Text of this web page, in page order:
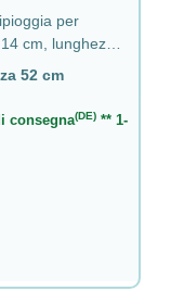
per
cm, lunghezza
52 cm
consegna(DE)** 1-